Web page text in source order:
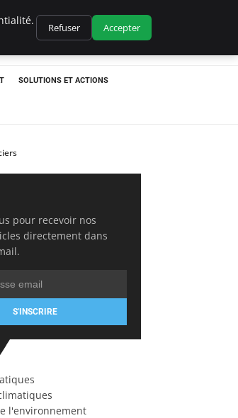
SOLUTIONS ET ACTIONS
pour recevoir nos
directement dans
S'INSCRIRE
l'environnement
Refuser Accepter